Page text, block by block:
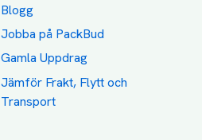
Blogg
Jobba på PackBud
Gamla Uppdrag
Jämför Frakt, Flytt och
Transport